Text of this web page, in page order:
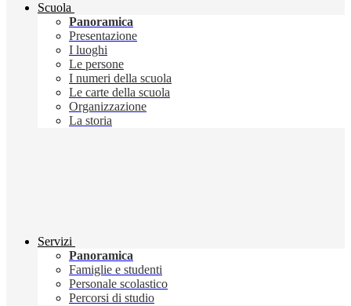
Scuola
Panoramica
Presentazione
I luoghi
Le persone
I numeri della scuola
Le carte della scuola
Organizzazione
La storia
Servizi
Panoramica
Famiglie e studenti
Personale scolastico
Percorsi di studio